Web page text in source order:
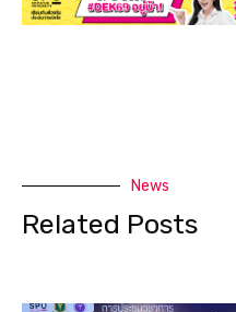
News
Related Posts